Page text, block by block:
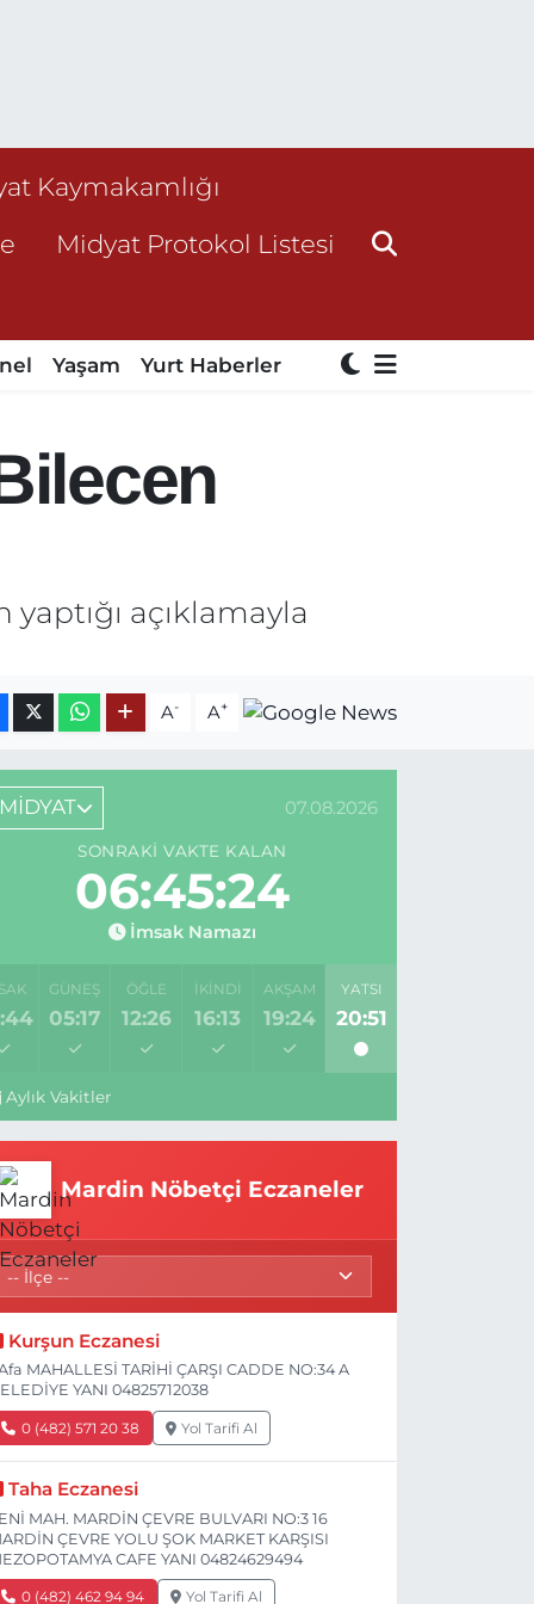
Kaymakamlığı
Midyat Protokol Listesi
Yaşam Yurt Haberler
açıklamayla
A- A+
MİDYAT 07.08.2026
SONRAKI VAKTE KALAN
06:45:24
İmsak Namazı
GÜNEŞ
05:17
ÖĞLE
12:26
İKINDI
16:13
AKŞAM
19:24
YATSI
20:51
Aylık Vakitler
Mardin Nöbetçi Eczaneler
Kurşun Eczanesi
MAHALLESİ TARİHİ ÇARŞI CADDE NO:34 A
YANI 04825712038
0 (482) 571 20 38 Yol Tarifi Al
Taha Eczanesi
MAH. MARDİN ÇEVRE BULVARI NO:3 16
ÇEVRE YOLU ŞOK MARKET KARŞISI
CAFE YANI 04824629494
0 (482) 462 94 94 Yol Tarifi Al